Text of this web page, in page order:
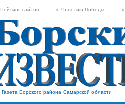
Рейтинг сайтов к 75-летию Победы
Газета Борского района Самарской области